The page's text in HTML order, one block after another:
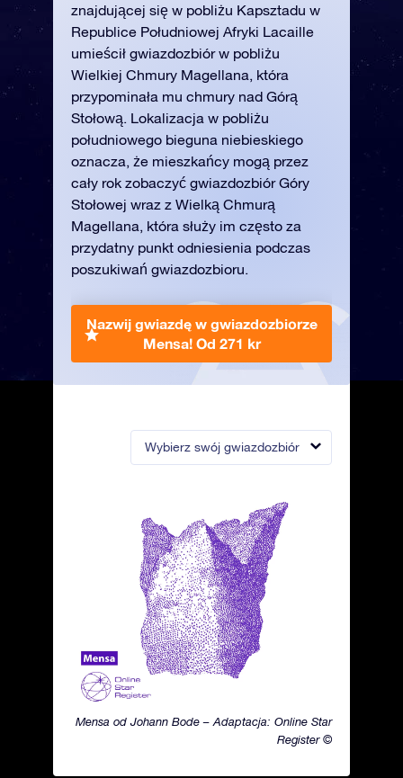
Wybierz swój gwiazdozbiór
Mensa od Johann Bode – Adaptacja: Online Star
Register ©
znajdującej się w pobliżu Kapsztadu w
Republice Południowej Afryki Lacaille
umieścił gwiazdozbiór w pobliżu
Wielkiej Chmury Magellana, która
przypominała mu chmury nad Górą
Stołową. Lokalizacja w pobliżu
południowego bieguna niebieskiego
oznacza, że mieszkańcy mogą przez
cały rok zobaczyć gwiazdozbiór Góry
Stołowej wraz z Wielką Chmurą
Magellana, która służy im często za
przydatny punkt odniesienia podczas
poszukiwań gwiazdozbioru.
Nazwij gwiazdę w gwiazdozbiorze
Mensa! Od 271 kr